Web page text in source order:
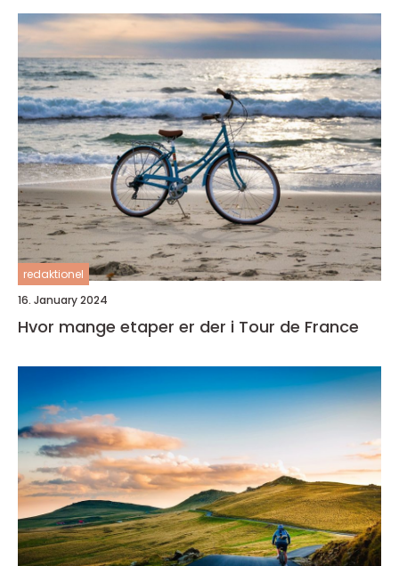
redaktionel
16. January 2024
Hvor mange etaper er der i Tour de France